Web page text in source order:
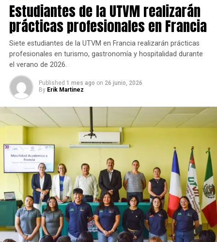
Estudiantes de la UTVM realizarán
prácticas profesionales en Francia
Siete estudiantes de la UTVM en Francia realizarán prácticas
profesionales en turismo, gastronomía y hospitalidad durante
el verano de 2026.
Published 1 mes ago on 26 junio, 2026
By Erik Martinez